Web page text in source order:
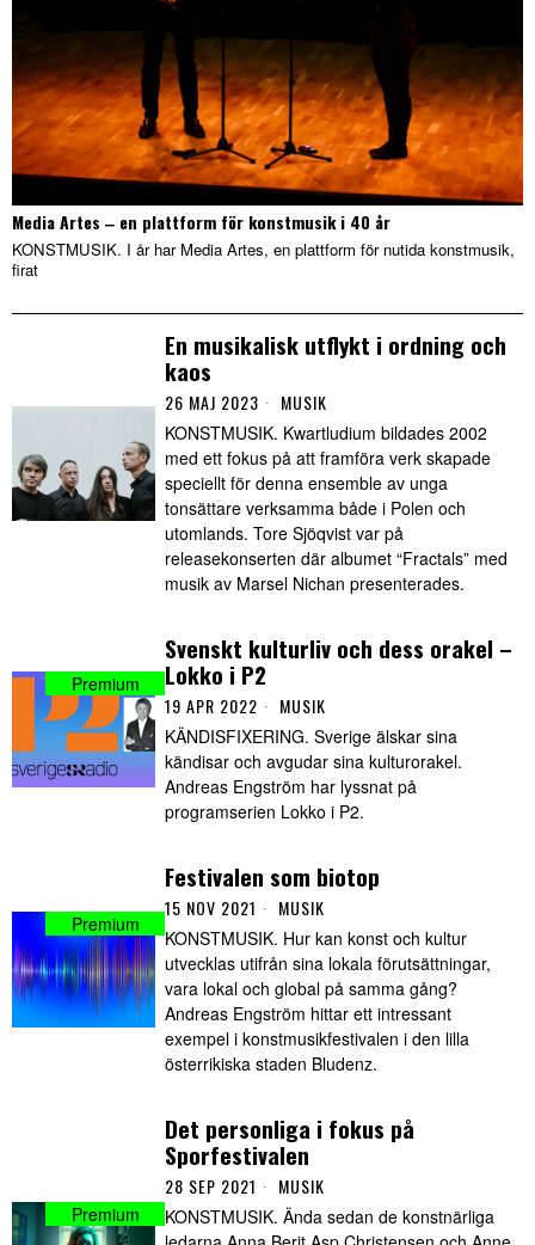
Media Artes ‒ en plattform för konstmusik i 40 år
KONSTMUSIK. I år har Media Artes, en plattform för nutida konstmusik,
firat
En musikalisk utflykt i ordning och
kaos
26 MAJ 2023 MUSIK
KONSTMUSIK. Kwartludium bildades 2002
med ett fokus på att framföra verk skapade
speciellt för denna ensemble av unga
tonsättare verksamma både i Polen och
utomlands. Tore Sjöqvist var på
releasekonserten där albumet “Fractals” med
musik av Marsel Nichan presenterades.
Svenskt kulturliv och dess orakel –
Lokko i P2
19 APR 2022 MUSIK
KÄNDISFIXERING. Sverige älskar sina
kändisar och avgudar sina kulturorakel.
Andreas Engström har lyssnat på
programserien Lokko i P2.
Festivalen som biotop
15 NOV 2021 MUSIK
KONSTMUSIK. Hur kan konst och kultur
utvecklas utifrån sina lokala förutsättningar,
vara lokal och global på samma gång?
Andreas Engström hittar ett intressant
exempel i konstmusikfestivalen i den lilla
österrikiska staden Bludenz.
Det personliga i fokus på
Sporfestivalen
28 SEP 2021 MUSIK
KONSTMUSIK. Ända sedan de konstnärliga